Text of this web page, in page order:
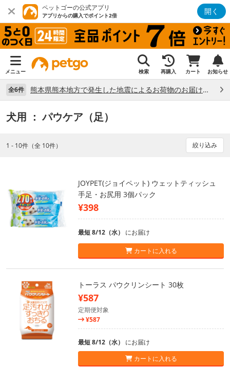
ペットゴーの公式アプリ
アプリからの購入でポイント2倍 開く
メニュー 検索 再購入 カート お知らせ
全6件 熊本県熊本地方で発生した地震によるお荷物のお届け状況について （7/28）
犬用 ： パウケア（足）
1 - 10件（全 10件） 絞り込み
JOYPET(ジョイペット) ウェットティッシュ
手足・お尻用 3個パック
¥398
最短 8/12（水） にお届け
カートに入れる
トーラス パウクリンシート 30枚
¥587
定期便対象
¥587
最短 8/12（水） にお届け
カートに入れる